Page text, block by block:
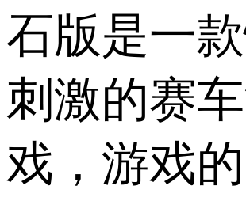
石版是一
刺激的赛
戏，游戏